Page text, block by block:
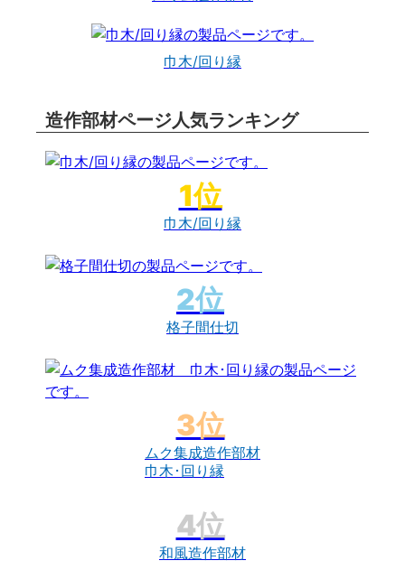
巾木/回り縁
造作部材ページ人気ランキング
巾木/回り縁
格子間仕切
ムク集成造作部材
巾木･回り縁
和風造作部材